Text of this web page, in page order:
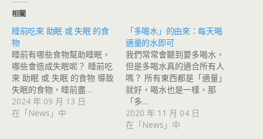
相關
睡前吃來 助眠 或 失眠 的食
物
睡前有哪些食物幫助睡眠，
哪些會造成失眠呢？ 睡前吃
來 助眠 或 失眠 的食物 導致
失眠的食物，睡前盡…
2024 年 09 月 13 日
在「News」中
「多喝水」的由來：每天喝
適量的水即可
我們常常會聽到要多喝水，
但是多喝水真的適合所有人
嗎？ 所有東西都是「適量」
就好，喝水也是一樣，那
「多…
2020 年 11 月 04 日
在「News」中